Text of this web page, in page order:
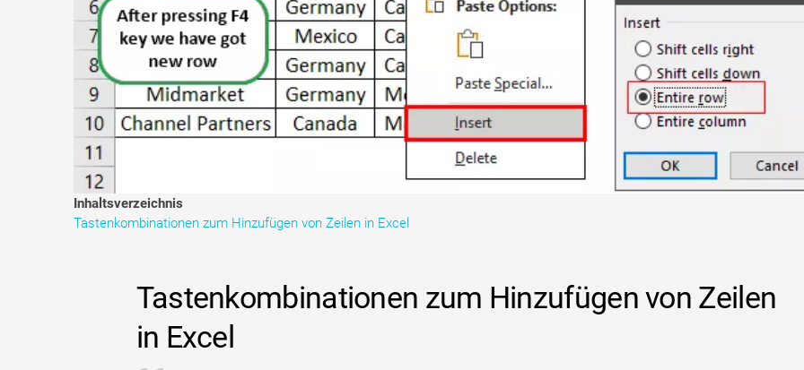
Inhaltsverzeichnis
Tastenkombinationen zum Hinzufügen von Zeilen in Excel
Tastenkombinationen zum Hinzufügen von Zeilen
in Excel